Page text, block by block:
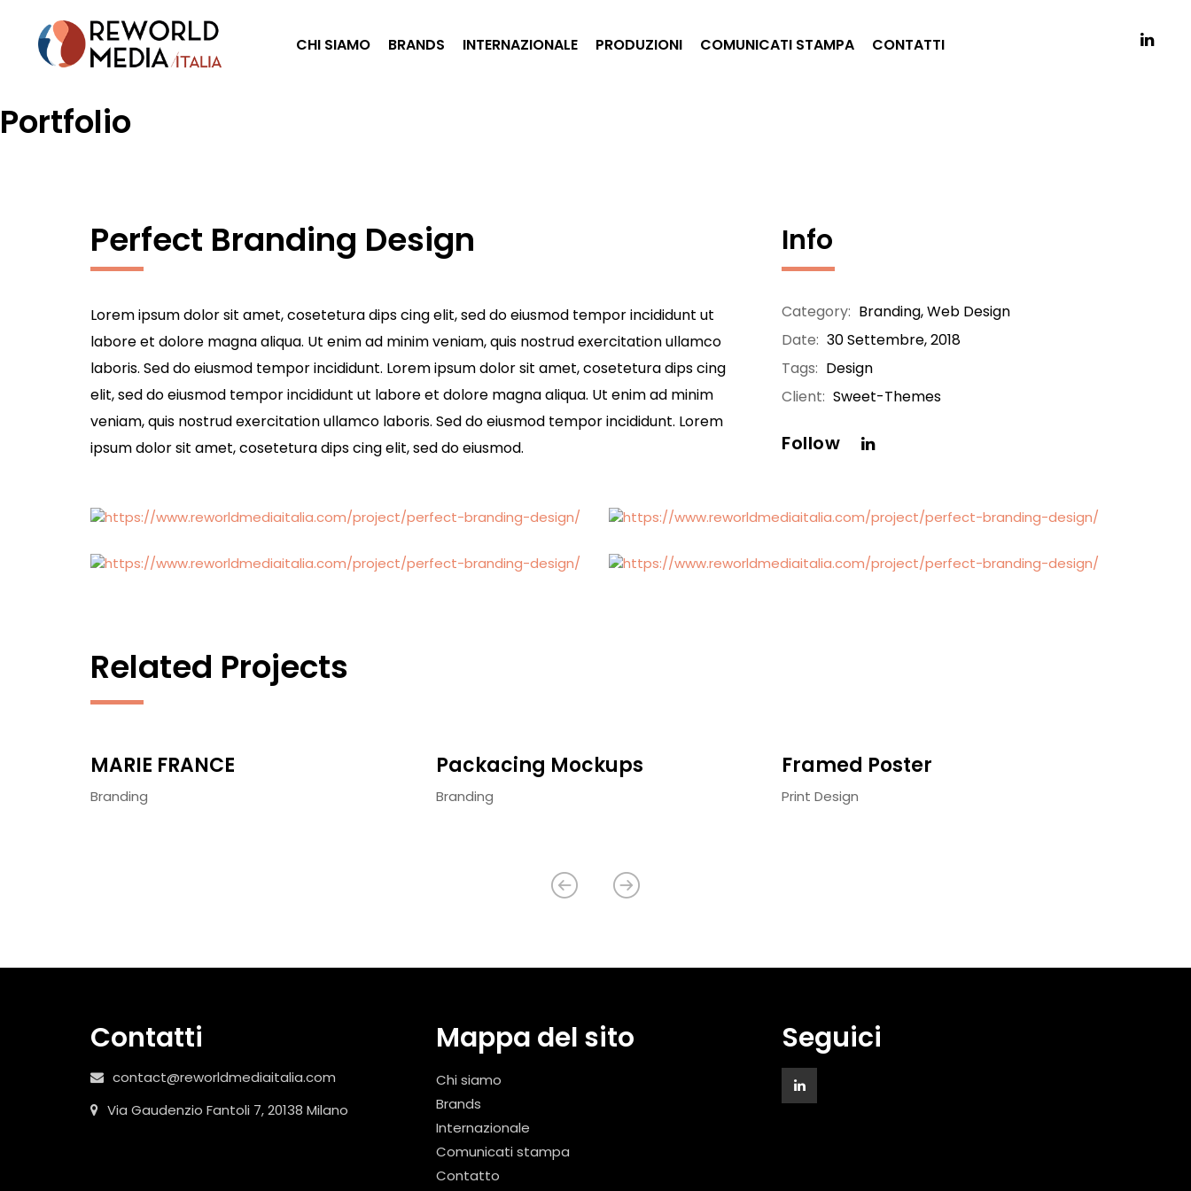
CHI SIAMO BRANDS INTERNAZIONALE PRODUZIONI COMUNICATI STAMPA CONTATTI
Portfolio
Perfect Branding Design
Lorem ipsum dolor sit amet, cosetetura dips cing elit, sed do eiusmod tempor incididunt ut
labore et dolore magna aliqua. Ut enim ad minim veniam, quis nostrud exercitation ullamco
laboris. Sed do eiusmod tempor incididunt. Lorem ipsum dolor sit amet, cosetetura dips cing
elit, sed do eiusmod tempor incididunt ut labore et dolore magna aliqua. Ut enim ad minim
veniam, quis nostrud exercitation ullamco laboris. Sed do eiusmod tempor incididunt. Lorem
ipsum dolor sit amet, cosetetura dips cing elit, sed do eiusmod.
Info
Category: Branding,Web Design
Date: 30 Settembre, 2018
Tags: Design
Client: Sweet-Themes
Follow
Related Projects
MARIE FRANCE
Branding
Packacing Mockups
Branding
Framed Poster
Print Design
Contatti
contact@reworldmediaitalia.com
Via Gaudenzio Fantoli 7, 20138 Milano
Mappa del sito
Chi siamo
Brands
Internazionale
Comunicati stampa
Contatto
Seguici